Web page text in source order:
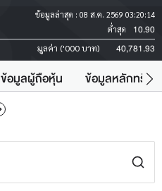
ข้อมูลล่าสุด : 08 ส.ค. 2569 03:20:14
ต่ำสุด 10.90
มูลค่า ('000 บาท) 40,781.93
ข้อมูลผู้ถือหุ้น ข้อมูลหลักทรัพย์